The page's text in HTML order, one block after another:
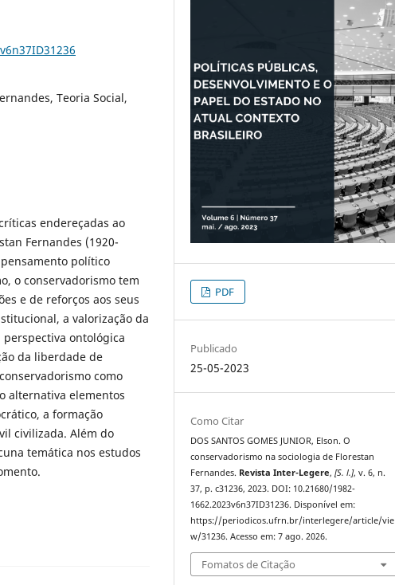
Teoria Social,
endereçadas ao
Fernandes (1920-
político
o conservadorismo tem
e de reforços aos seus
a valorização da
ontológica
da liberdade de
como
alternativa elementos
a formação
civilizada. Além do
temática nos estudos
PDF
Publicado
25-05-2023
Como Citar
DOS SANTOS GOMES JUNIOR, Elson. O
conservadorismo na sociologia de Florestan
Fernandes. Revista Inter-Legere,[S. l.], v. 6, n.
37, p. c31236, 2023. DOI: 10.21680/1982-
1662.2023v6n37ID31236. Disponível em:
https://periodicos.ufrn.br/interlegere/article/vie
w/31236. Acesso em: 7 ago. 2026.
Fomatos de Citação